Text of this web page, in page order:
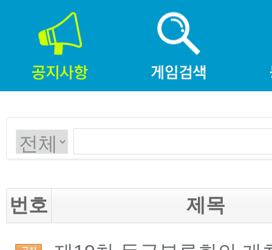
번호 제목